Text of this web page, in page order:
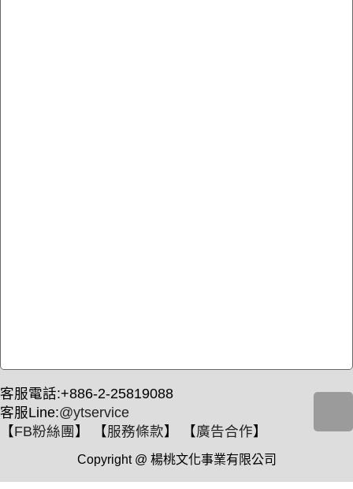
客服電話:+886-2-25819088
客服Line:@ytservice
【FB粉絲團 】 【服務條款】 【廣告合作】
Copyright @ 楊桃文化事業有限公司